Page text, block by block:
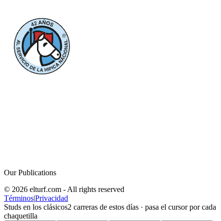
Our Publications
© 2026 elturf.com - All rights reserved
Términos|Privacidad
Studs en los clásicos2 carreras de estos días · pasa el cursor por cada
chaquetilla